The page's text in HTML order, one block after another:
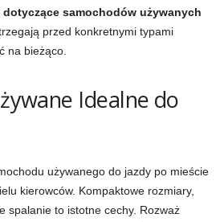
samochodów używanych
przed konkretnymi typami
na bieżąco.
Idealne do
używanego do jazdy po mieście
kierowców. Kompaktowe rozmiary,
spalanie to istotne cechy. Rozważ